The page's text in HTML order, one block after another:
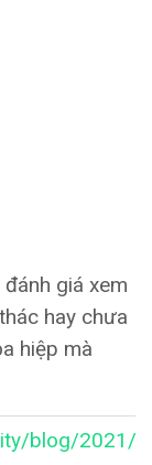
giá xem
hay chưa
hiệp mà
blog/2021/